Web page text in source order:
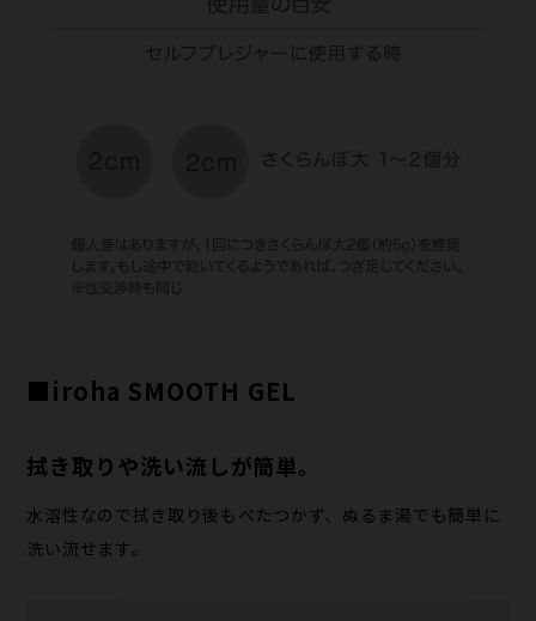
■iroha SMOOTH GEL
拭き取りや洗い流しが簡単。
水溶性なので拭き取り後もべたつかず、ぬるま湯でも簡単に
洗い流せます。